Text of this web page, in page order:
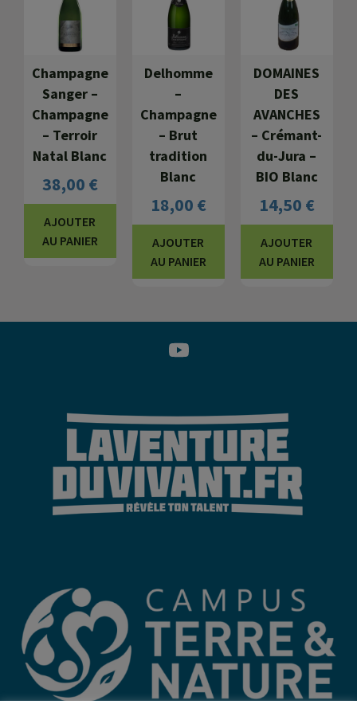
Champagne
Sanger –
Champagne
– Terroir
Natal Blanc
38,00 €
AJOUTER
AU PANIER
Delhomme
–
Champagne
– Brut
tradition
Blanc
18,00 €
AJOUTER
AU PANIER
DOMAINES
DES
AVANCHES
– Crémant-
du-Jura –
BIO Blanc
14,50 €
AJOUTER
AU PANIER